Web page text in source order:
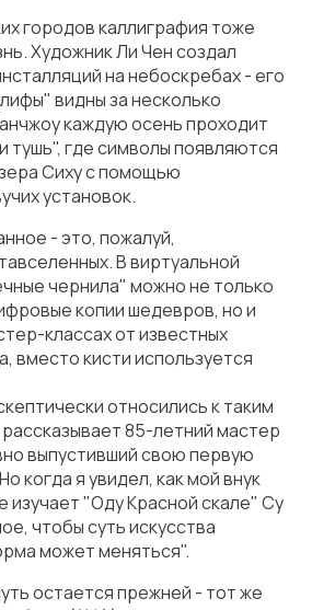
городов каллиграфия тоже
Художник Ли Чен создал
на небоскребах - его
видны за несколько
каждую осень проходит
тушь", где символы появляются
Сиху с помощью
установок.
- это, пожалуй,
В виртуальной
чернила" можно не только
копии шедевров, но и
классах от известных
вместо кисти используется
относились к таким
85-летний мастер
выпустивший свою первую
когда я увидел, как мой внук
изучает "Оду Красной скале" Су
чтобы суть искусства
может меняться".
остается прежней - тот же